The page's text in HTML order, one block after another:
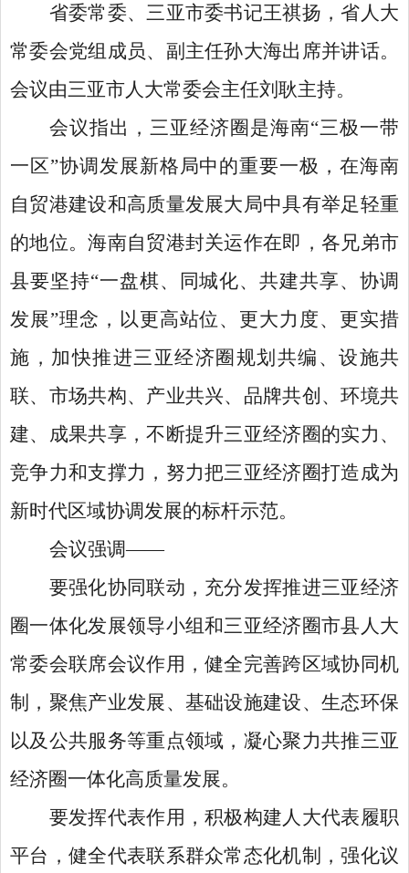
省委常委、三亚市委书记王祺扬，省人大
常委会党组成员、副主任孙大海出席并讲话。
会议由三亚市人大常委会主任刘耿主持。
会议指出，三亚经济圈是海南“三极一带
一区”协调发展新格局中的重要一极，在海南
自贸港建设和高质量发展大局中具有举足轻重
的地位。海南自贸港封关运作在即，各兄弟市
县要坚持“一盘棋、同城化、共建共享、协调
发展”理念，以更高站位、更大力度、更实措
施，加快推进三亚经济圈规划共编、设施共
联、市场共构、产业共兴、品牌共创、环境共
建、成果共享，不断提升三亚经济圈的实力、
竞争力和支撑力，努力把三亚经济圈打造成为
新时代区域协调发展的标杆示范。
会议强调——
要强化协同联动，充分发挥推进三亚经济
圈一体化发展领导小组和三亚经济圈市县人大
常委会联席会议作用，健全完善跨区域协同机
制，聚焦产业发展、基础设施建设、生态环保
以及公共服务等重点领域，凝心聚力共推三亚
经济圈一体化高质量发展。
要发挥代表作用，积极构建人大代表履职
平台，健全代表联系群众常态化机制，强化议